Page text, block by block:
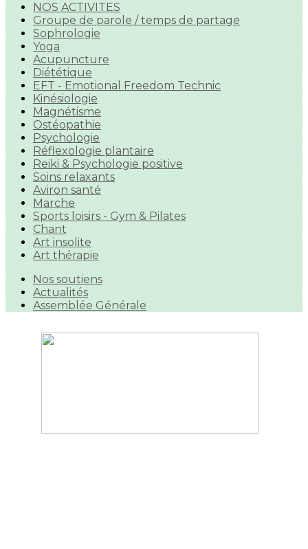
NOS ACTIVITES
Groupe de parole / temps de partage
Sophrologie
Yoga
Acupuncture
Diététique
EFT - Emotional Freedom Technic
Kinésiologie
Magnétisme
Ostéopathie
Psychologie
Réflexologie plantaire
Reiki & Psychologie positive
Soins relaxants
Aviron santé
Marche
Sports loisirs - Gym & Pilates
Chant
Art insolite
Art thérapie
Nos soutiens
Actualités
Assemblée Générale